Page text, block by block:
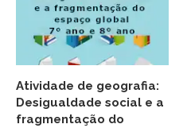
Atividade de geografia:
Desigualdade social e a
fragmentação do